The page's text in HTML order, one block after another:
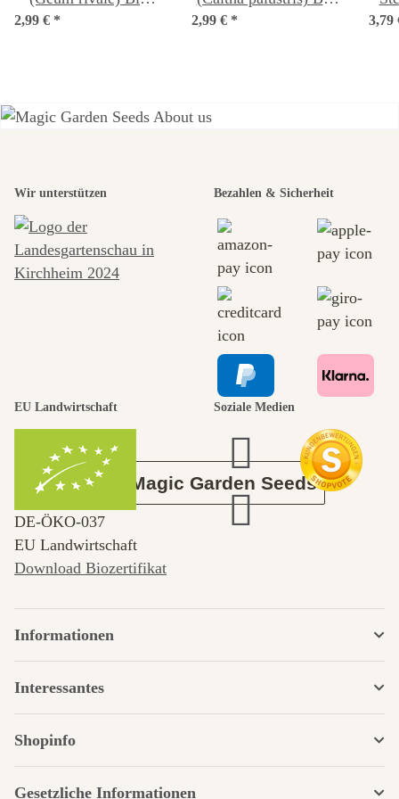
2,99 € * 2,99 € * 3,79
schönsten
Wege zu uns
selbst führt
durch den
Garten
Über Magic Garden Seeds
Wir unterstützen Bezahlen & Sicherheit
EU Landwirtschaft
DE‑ÖKO‑037
EU Landwirtschaft
Download Biozertifikat
Soziale Medien
Informationen
Interessantes
Shopinfo
Gesetzliche Informationen